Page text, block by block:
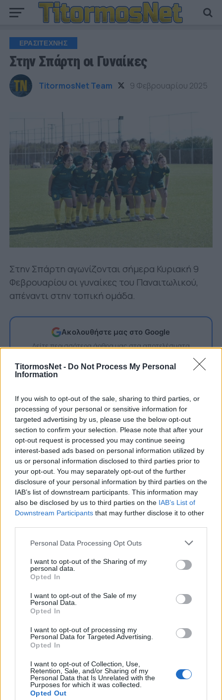
TitormosNet - Do Not Process My Personal
Information
If you wish to opt-out of the sale, sharing to third parties, or
processing of your personal or sensitive information for
targeted advertising by us, please use the below opt-out
section to confirm your selection. Please note that after your
opt-out request is processed you may continue seeing
interest-based ads based on personal information utilized by
us or personal information disclosed to third parties prior to
your opt-out. You may separately opt-out of the further
disclosure of your personal information by third parties on the
IAB’s list of downstream participants. This information may
also be disclosed by us to third parties on the IAB’s List of
Downstream Participants that may further disclose it to other
Personal Data Processing Opt Outs
I want to opt-out of the Sharing of my
personal data.
Opted In
I want to opt-out of the Sale of my
Personal Data.
Opted In
I want to opt-out of processing my
Personal Data for Targeted Advertising.
Opted In
I want to opt-out of Collection, Use,
Retention, Sale, and/or Sharing of my
Personal Data that Is Unrelated with the
Purposes for which it was collected.
Opted Out
ΕΡΑΣΙΤΕΧΝΗΣ
Στην Σπάρτη οι Γυναίκες
TitormosNet Team 9 Φεβρουαρίου 2025
Στην Σπάρτη αγωνίζονται σήμερα Κυριακή 9
Φεβρουαρίου οι γυναίκες του Παναιτωλικού,
απέναντι στην τοπική ομάδα.
Ακολουθήστε μας στο Google
Δείτε περισσότερα άρθρα μας στα αποτελέσματα
Add TitormosNet.gr on Google
Το παιχνίδι, στο πλαίσιο της 11ης αγωνιστικής
του Β’ ομίλου της Β’ Εθνικής είναι
προγραμματισμένο για τις 13:00 μ.μ.
Το σύνολο του Θανάση Τεγούση θέλει τη νίκη
ώστε να διατηρηθεί στην κορυφή της
βαθμολογίας.
ΤΕΛΕΥΤΑΙΑ ΝΕΑ
Ήττα για την Κ19 στην Κορυτσά-
Εξαιρετική η φιλοξενία των Αλβανών
ΠΑΝΑΙΤΩΛΙΚΟΣ
Τα δεδομένα για τηλεοπτική κάλυψη
ΕΡΑΣΙΤΕΧΝΗΣ